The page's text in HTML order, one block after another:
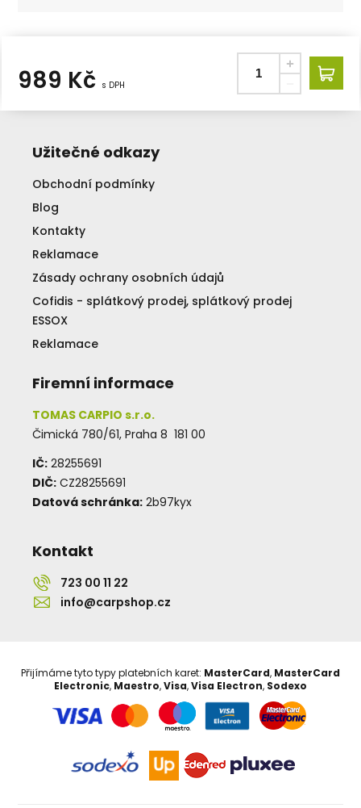
989 Kč s DPH
Užitečné odkazy
Obchodní podmínky
Blog
Kontakty
Reklamace
Zásady ochrany osobních údajů
Cofidis - splátkový prodej, splátkový prodej
ESSOX
Reklamace
Firemní informace
TOMAS CARPIO s.r.o.
Čimická 780/61, Praha 8 181 00
IČ: 28255691
DIČ: CZ28255691
Datová schránka: 2b97kyx
Kontakt
723 00 11 22
info@carpshop.cz
Přijímáme tyto typy platebních karet: MasterCard, MasterCard
Electronic, Maestro,Visa,Visa Electron, Sodexo